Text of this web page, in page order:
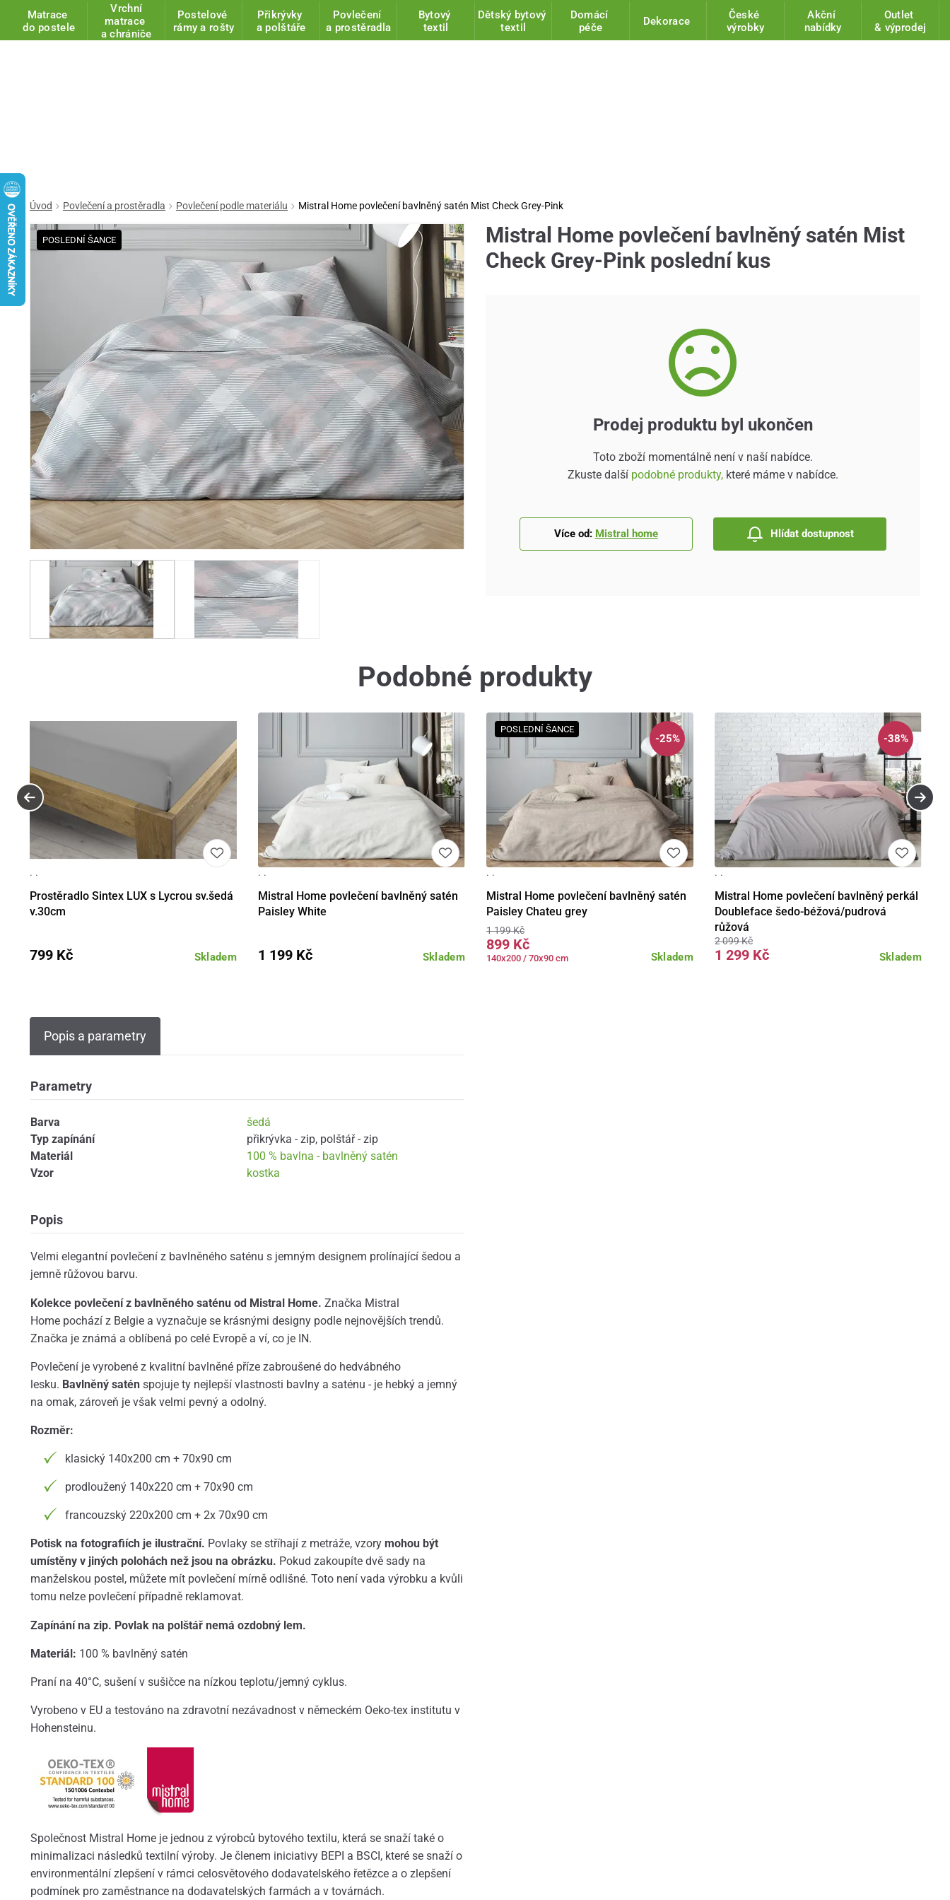
Matrace
do postele
Vrchní
matrace
a chrániče
Postelové
rámy a rošty
Přikrývky
a polštáře
Povlečení
a prostěradla
Bytový
textil
Dětský bytový
textil
Domácí
péče
Dekorace
České
výrobky
Akční
nabídky
Outlet
& výprodej
Úvod Povlečení a prostěradla Povlečení podle materiálu Mistral Home povlečení bavlněný satén Mist Check Grey-Pink
POSLEDNÍ ŠANCE
Mistral Home povlečení bavlněný satén Mist
Check Grey-Pink poslední kus
Prodej produktu byl ukončen
Toto zboží momentálně není v naší nabídce.
Zkuste další podobné produkty,které máme v nabídce.
Více od: Mistral home Hlídat dostupnost
Podobné produkty
· ·
Prostěradlo Sintex LUX s Lycrou sv.šedá
v.30cm
Skladem
799 Kč
· ·
Mistral Home povlečení bavlněný satén
Paisley White
Skladem
1 199 Kč
POSLEDNÍ ŠANCE
-25%
· ·
Mistral Home povlečení bavlněný satén
Paisley Chateu grey
Skladem
1 199 Kč
899 Kč
140x200 / 70x90 cm
-38%
· ·
Mistral Home povlečení bavlněný perkál
Doubleface šedo-béžová/pudrová
růžová
Skladem
2 099 Kč
1 299 Kč
Popis a parametry
Parametry
Barva
šedá
Typ zapínání
přikrývka - zip, polštář - zip
Materiál
100 % bavlna - bavlněný satén
Vzor
kostka
Popis
Velmi elegantní povlečení z bavlněného saténu s jemným designem prolínající šedou a
jemně růžovou barvu.
Kolekce povlečení z bavlněného saténu od Mistral Home. Značka Mistral
Home pochází z Belgie a vyznačuje se krásnými designy podle nejnovějších trendů.
Značka je známá a oblíbená po celé Evropě a ví, co je IN.
Povlečení je vyrobené z kvalitní bavlněné příze zabroušené do hedvábného
lesku. Bavlněný satén spojuje ty nejlepší vlastnosti bavlny a saténu - je hebký a jemný
na omak, zároveň je však velmi pevný a odolný.
Rozměr:
klasický 140x200 cm + 70x90 cm
prodloužený 140x220 cm + 70x90 cm
francouzský 220x200 cm + 2x 70x90 cm
Potisk na fotografiích je ilustrační. Povlaky se stříhají z metráže, vzorymohou být
umístěny v jiných polohách než jsou na obrázku. Pokud zakoupíte dvě sady na
manželskou postel, můžete mít povlečení mírně odlišné. Toto není vada výrobku a kvůli
tomu nelze povlečení případně reklamovat.
Zapínání na zip. Povlak na polštář nemá ozdobný lem.
Materiál: 100 % bavlněný satén
Praní na 40°C, sušení v sušičce na nízkou teplotu/jemný cyklus.
Vyrobeno v EU a testováno na zdravotní nezávadnost v německém Oeko-tex institutu v
Hohensteinu.
Společnost Mistral Home je jednou z výrobců bytového textilu, která se snaží také o
minimalizaci následků textilní výroby. Je členem iniciativy BEPI a BSCI, které se snaží o
environmentální zlepšení v rámci celosvětového dodavatelského řetězce a o zlepšení
podmínek pro zaměstnance na dodavatelských farmách a v továrnách.